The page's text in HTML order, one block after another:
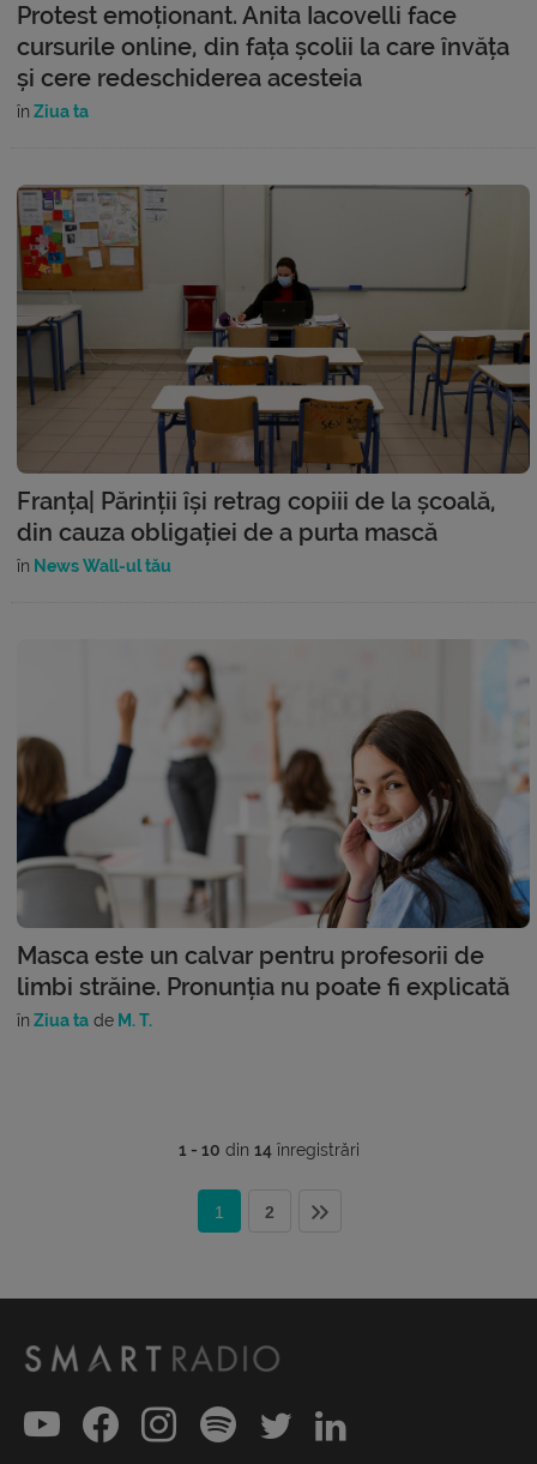
Protest emoționant. Anita Iacovelli face
cursurile online, din fața școlii la care învăța
și cere redeschiderea acesteia
în Ziua ta
Franța| Părinții își retrag copiii de la școală,
din cauza obligației de a purta mască
în News Wall-ul tău
Masca este un calvar pentru profesorii de
limbi străine. Pronunția nu poate fi explicată
în Ziua ta de M. T.
1 - 10 din 14înregistrări
1 2